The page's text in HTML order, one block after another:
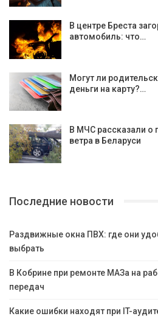
В центре Бреста
автомобиль: что…
Могут ли
деньги на карту?…
В МЧС рассказали о
ветра в Беларуси
Последние новости
Раздвижные окна ПВХ: где они
выбрать
В Кобрине при ремонте МАЗа на
передач
Какие ошибки находят при IT-